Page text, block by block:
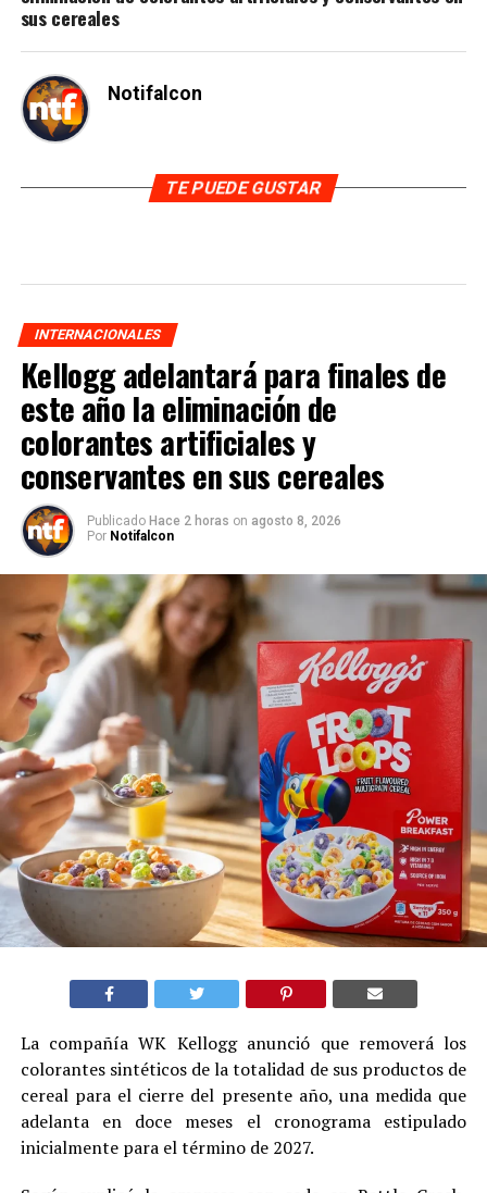
sus cereales
Notifalcon
TE PUEDE GUSTAR
INTERNACIONALES
Kellogg adelantará para finales de
este año la eliminación de
colorantes artificiales y
conservantes en sus cereales
Publicado Hace 2 horas on agosto 8, 2026
Por Notifalcon
La compañía WK Kellogg anunció que removerá los
colorantes sintéticos de la totalidad de sus productos de
cereal para el cierre del presente año, una medida que
adelanta en doce meses el cronograma estipulado
inicialmente para el término de 2027.